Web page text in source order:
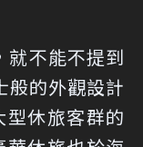
就不能不提到
般的外觀設計
休旅客群的